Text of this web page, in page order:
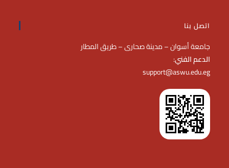
اتصل بنا
جامعة أسوان – مدينة صحارى – طريق المطار
:الدعم الفني
support@aswu.edu.eg